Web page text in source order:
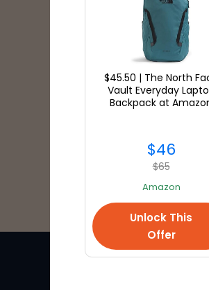
$45.50 | The North
Vault Everyday
Backpack at
$46
$65
Amazon
Unlock This
Offer